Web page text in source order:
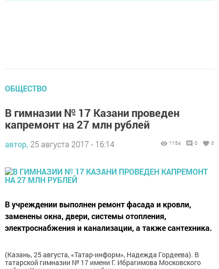
ОБЩЕСТВО
В гимназии № 17 Казани проведен
капремонт на 27 млн рублей
автор, 25 августа 2017 - 16:14 1154 0 0
В учреждении выполнен ремонт фасада и кровли,
заменены окна, двери, системы отопления,
электроснабжения и канализации, а также сантехника.
(Казань, 25 августа, «Татар-информ», Надежда Гордеева). В
татарской гимназии № 17 имени Г. Ибрагимова Московского